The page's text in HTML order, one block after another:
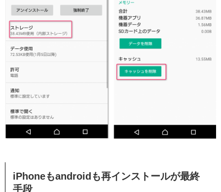
iPhoneもandroidも再インストールが最終
手段